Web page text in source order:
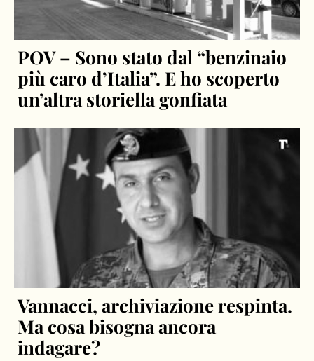
POV – Sono stato dal “benzinaio
più caro d’Italia”. E ho scoperto
un’altra storiella gonfiata
Vannacci, archiviazione respinta.
Ma cosa bisogna ancora
indagare?